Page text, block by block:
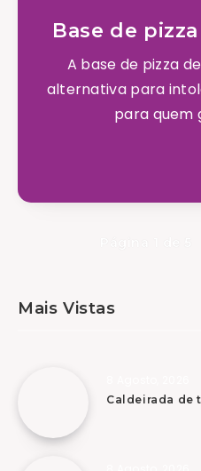
Base de
A base de pizza
alternativa para
para quem
Mais Vistas
Caldeirada de